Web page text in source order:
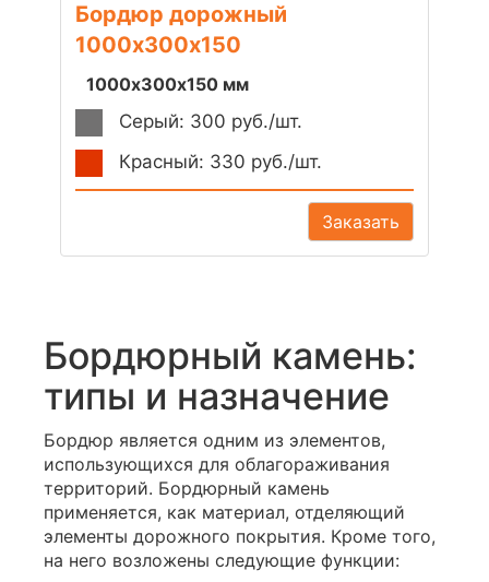
Бордюр дорожный
1000х300х150
1000х300х150 мм
Серый: 300 руб./шт.
Красный: 330 руб./шт.
Заказать
Бордюрный камень:
типы и назначение
Бордюр является одним из элементов,
использующихся для облагораживания
территорий. Бордюрный камень
применяется, как материал, отделяющий
элементы дорожного покрытия. Кроме того,
на него возложены следующие функции: